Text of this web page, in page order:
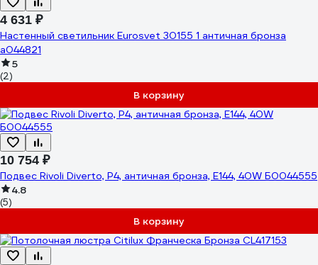
4 631 ₽
Настенный светильник Eurosvet 30155 1 античная бронза
a044821
5
(2)
В корзину
10 754 ₽
Подвес Rivoli Diverto, P4, античная бронза, E144, 40W Б0044555
4.8
(5)
В корзину